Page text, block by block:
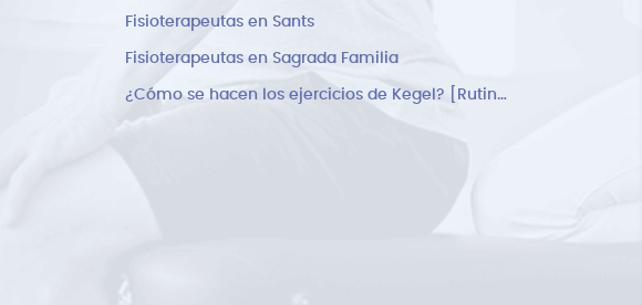
Fisioterapeutas en Sants
Fisioterapeutas en Sagrada Familia
¿Cómo se hacen los ejercicios de Kegel? [Rutina]